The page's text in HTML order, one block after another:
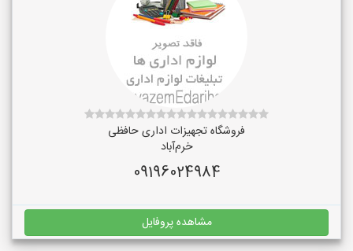
فروشگاه تجهیزات اداری حافظی
خرم‌آباد
09196024984
مشاهده پروفایل